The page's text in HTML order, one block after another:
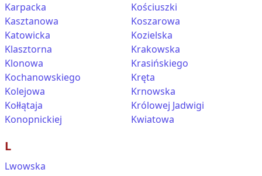
Karpacka
Kasztanowa
Katowicka
Klasztorna
Klonowa
Kochanowskiego
Kolejowa
Kołłątaja
Konopnickiej
Kościuszki
Koszarowa
Kozielska
Krakowska
Krasińskiego
Kręta
Krnowska
Królowej Jadwigi
Kwiatowa
L
Lwowska